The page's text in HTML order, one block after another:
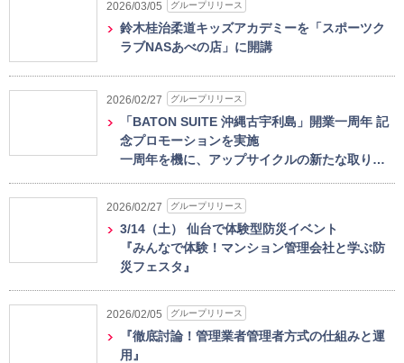
2026/03/05 グループリリース
鈴木桂治柔道キッズアカデミーを「スポーツク
ラブNASあべの店」に開講
2026/02/27 グループリリース
「BATON SUITE 沖縄古宇利島」開業一周年 記
念プロモーションを実施
一周年を機に、アップサイクルの新たな取り…
2026/02/27 グループリリース
3/14（土） 仙台で体験型防災イベント
『みんなで体験！マンション管理会社と学ぶ防
災フェスタ』
2026/02/05 グループリリース
『徹底討論！管理業者管理者方式の仕組みと運
用』